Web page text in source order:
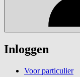
Inloggen
Voor particulier